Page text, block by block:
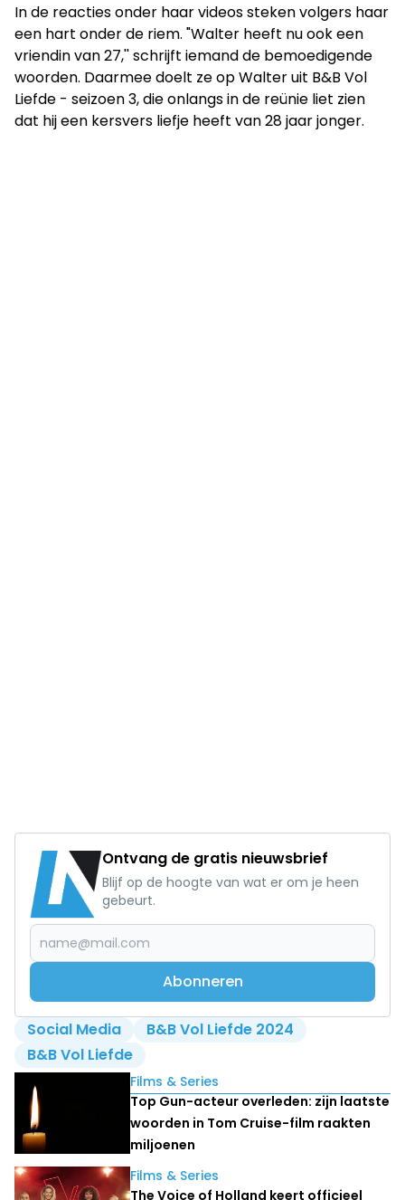
In de reacties onder haar videos steken volgers haar
een hart onder de riem. "Walter heeft nu ook een
vriendin van 27,'' schrijft iemand de bemoedigende
woorden. Daarmee doelt ze op Walter uit B&B Vol
Liefde - seizoen 3, die onlangs in de reünie liet zien
dat hij een kersvers liefje heeft van 28 jaar jonger.
Ontvang de gratis nieuwsbrief
Blijf op de hoogte van wat er om je heen
gebeurt.
Abonneren
Social Media
B&B Vol Liefde 2024
B&B Vol Liefde
Lees ook
Films & Series
Top Gun-acteur overleden: zijn laatste
woorden in Tom Cruise-film raakten
miljoenen
Films & Series
The Voice of Holland keert officieel